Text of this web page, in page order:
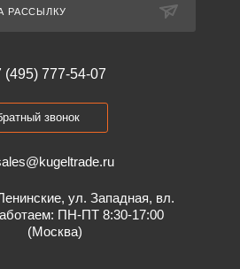
РАССЫЛКУ
(495) 777-54-07
звонок
ул. Западная, вл.
ПН-ПТ 8:30-17:00
(Москва)